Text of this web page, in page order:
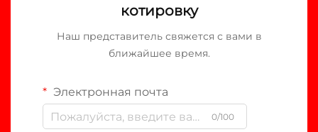
котировку
Наш представитель свяжется с вами в
ближайшее время.
Электронная почта
0/100